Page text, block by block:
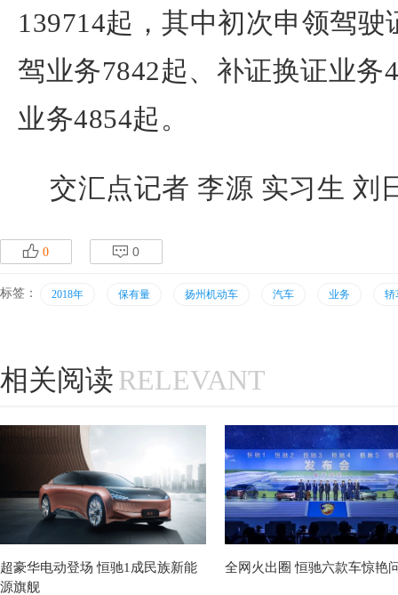
139714起，其中初次申领驾驶
驾业务7842起、补证换证业务
业务4854起。
交汇点记者 李源 实习生 刘
p 0 q 0
标签： 2018年 保有量 扬州机动车 汽车 业务 轿
相关阅读 RELEVANT
超豪华电动登场 恒驰1成民族新能
源旗舰
全网火出圈 恒驰六款车惊艳